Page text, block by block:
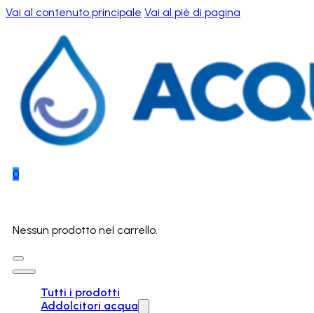
Vai al contenuto principale Vai al piè di pagina
0
Nessun prodotto nel carrello.
Tutti i prodotti
Addolcitori acqua